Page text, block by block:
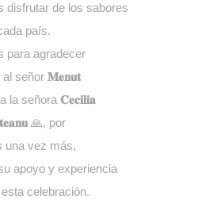
disfrutar de los sabores
país.
para agradecer
al señor 𝐌𝐞𝐧𝐮𝐭
la señora 𝐂𝐞𝐜𝐢𝐥𝐢𝐚
🙏, por
una vez más,
apoyo y experiencia
celebración.